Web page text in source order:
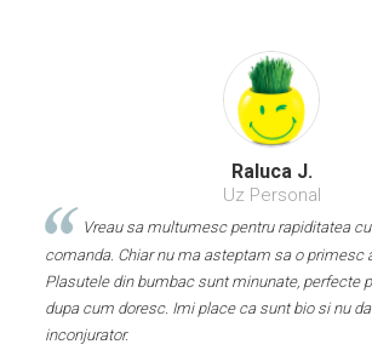
Raluca J.
Uz Personal
Vreau sa multumesc pentru rapiditatea
comanda. Chiar nu ma asteptam sa o primesc
Plasutele din bumbac sunt minunate, perfecte
dupa cum doresc. Imi place ca sunt bio si nu
inconjurator.